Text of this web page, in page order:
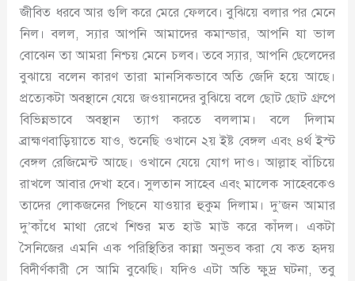
জীবিত ধরবে আর গুলি করে মেরে ফেলবে। বুঝিয়ে বলার পর মেনে
নিল। বলল, স্যার আপনি আমাদের কমান্ডার, আপনি যা ভাল
বোঝেন তা আমরা নিশ্চয় মেনে চলব। তবে স্যার, আপনি ছেলেদের
বুঝায়ে বলেন কারণ তারা মানসিকভাবে অতি জেদি হয়ে আছে।
প্রত্যেকটা অবস্থানে যেয়ে জওয়ানদের বুঝিয়ে বলে ছোট ছোট গ্রুপে
বিভিন্নভাবে অবস্থান ত্যাগ করতে বললাম। বলে দিলাম
ব্রাহ্মণবাড়িয়াতে যাও, শুনেছি ওখানে ২য় ইষ্ট বেঙ্গল এবং ৪র্থ ইস্ট
বেঙ্গল রেজিমেন্ট আছে। ওখানে যেয়ে যোগ দাও। আল্লাহ বাঁচিয়ে
রাখলে আবার দেখা হবে। সুলতান সাহেব এবং মালেক সাহেবকেও
তাদের লোকজনের পিছনে যাওয়ার হুকুম দিলাম। দু’জন আমার
দু’কাঁধে মাথা রেখে শিশুর মত হাউ মাউ করে কাঁদল। একটা
সৈনিজের এমনি এক পরিস্থিতির কান্না অনুভব করা যে কত হৃদয়
বিদীর্ণকারী সে আমি বুঝেছি। যদিও এটা অতি ক্ষুদ্র ঘটনা, তবু